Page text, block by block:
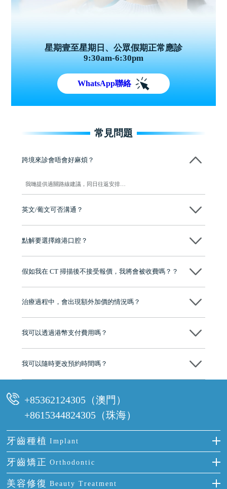
星期壹至星期日、公眾假期正常應診
9:30am-6:30pm
WhatsApp聯絡
常見問題
跨境來診會唔會好麻煩？
我哋提供過關路線建議，同日往返安排…
英文/葡文可否溝通？
點解要選擇維港口腔？
牌」、「2025香港企業領袖品牌」，是諾貝爾種植系統全球放心植牙中
至今已服務超過三十個國家和地區的顧客，受到粵港澳大灣區及周邊城
市市民極高的口碑評價及信任推薦 珠海、深圳設有八大分院，香港亦設
有咨詢及服務保障中心，有任何問題都可以隨時預約免費咨詢，讓人十
假如我在 CT 掃描後不接受報價，我將會被收費嗎？？
治療過程中，會出現額外加價的情況嗎？
不會，治療前我們會詳細說明治療方案及對應的價錢，顧客同意並簽字
我可以透過港幣支付費用嗎？
我可以隨時更改預約時間嗎？
+85362124305（澳門）
+8615344824305（珠海）
牙齒種植 Implant
種牙
單顆牙缺失
牙齒矯正 Orthodontic
隱形箍牙
美容修復 Beauty Treatment